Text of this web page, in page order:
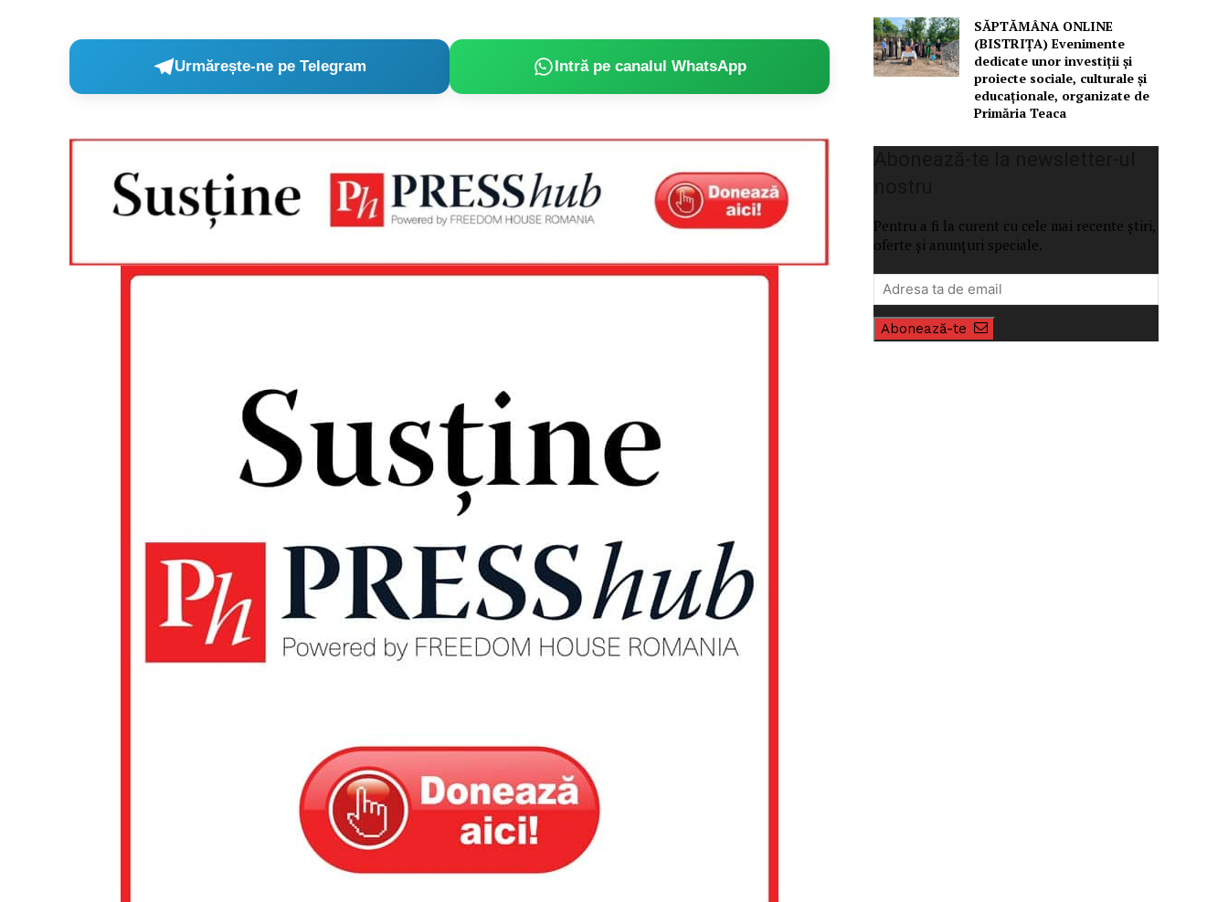
Urmărește-ne pe Telegram Intră pe canalul WhatsApp
SĂPTĂMÂNA ONLINE
(BISTRIȚA) Evenimente
dedicate unor investiții și
proiecte sociale, culturale și
educaționale, organizate de
Primăria Teaca
Pentru a fi la curent cu cele mai recente știri,
oferte și anunțuri speciale.
Abonează-te